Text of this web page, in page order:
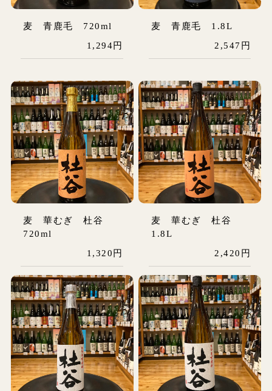
麦 青鹿毛 720ml
1,294円
麦 青鹿毛 1.8L
2,547円
麦 華むぎ 杜谷
720ml
1,320円
麦 華むぎ 杜谷
1.8L
2,420円